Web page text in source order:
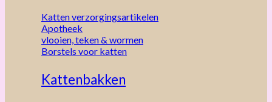
Katten verzorgingsartikelen
Apotheek
vlooien, teken & wormen
Borstels voor katten
Kattenbakken